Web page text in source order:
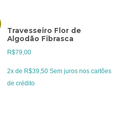
Travesseiro Flor de
Algodão Fibrasca
R$79,00
2x de R$39,50 Sem juros nos cartões
de crédito